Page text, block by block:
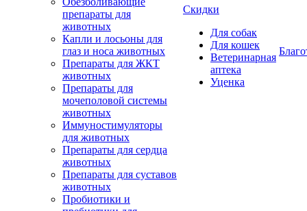
препараты для
животных
Капли и лосьоны для
глаз и носа животных
Препараты для ЖКТ
животных
Препараты для
мочеполовой системы
животных
Иммуностимуляторы
для животных
Препараты для сердца
животных
Препараты для суставов
животных
Пробиотики и
Скидки
Для собак
Для кошек
Ветеринарная
аптека
Уценка